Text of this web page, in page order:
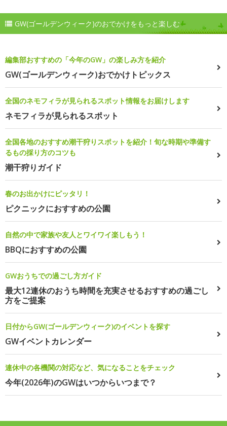
GW(ゴールデンウィーク)のおでかけをもっと楽しむ
編集部おすすめの「今年のGW」の楽しみ方を紹介
GW(ゴールデンウィーク)おでかけトピックス
全国のネモフィラが見られるスポット情報をお届けします
ネモフィラが見られるスポット
全国各地のおすすめ潮干狩りスポットを紹介！旬な時期や準備す
るもの採り方のコツも
潮干狩りガイド
春のお出かけにピッタリ！
ピクニックにおすすめの公園
自然の中で家族や友人とワイワイ楽しもう！
BBQにおすすめの公園
GWおうちでの過ごし方ガイド
最大12連休のおうち時間を充実させるおすすめの過ごし
方をご提案
日付からGW(ゴールデンウィーク)のイベントを探す
GWイベントカレンダー
連休中の各機関の対応など、気になることをチェック
今年(2026年)のGWはいつからいつまで？